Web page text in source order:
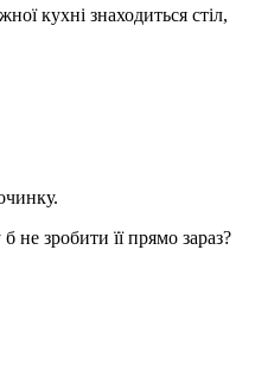
кухні знаходиться стіл,
не зробити її прямо зараз?